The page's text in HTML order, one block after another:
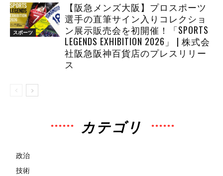
スポーツ
【阪急メンズ大阪】プロスポーツ
選手の直筆サイン入りコレクショ
ン展示販売会を初開催！「SPORTS
LEGENDS EXHIBITION 2026」 | 株式会
社阪急阪神百貨店のプレスリリー
ス
カテゴリ
政治
技術